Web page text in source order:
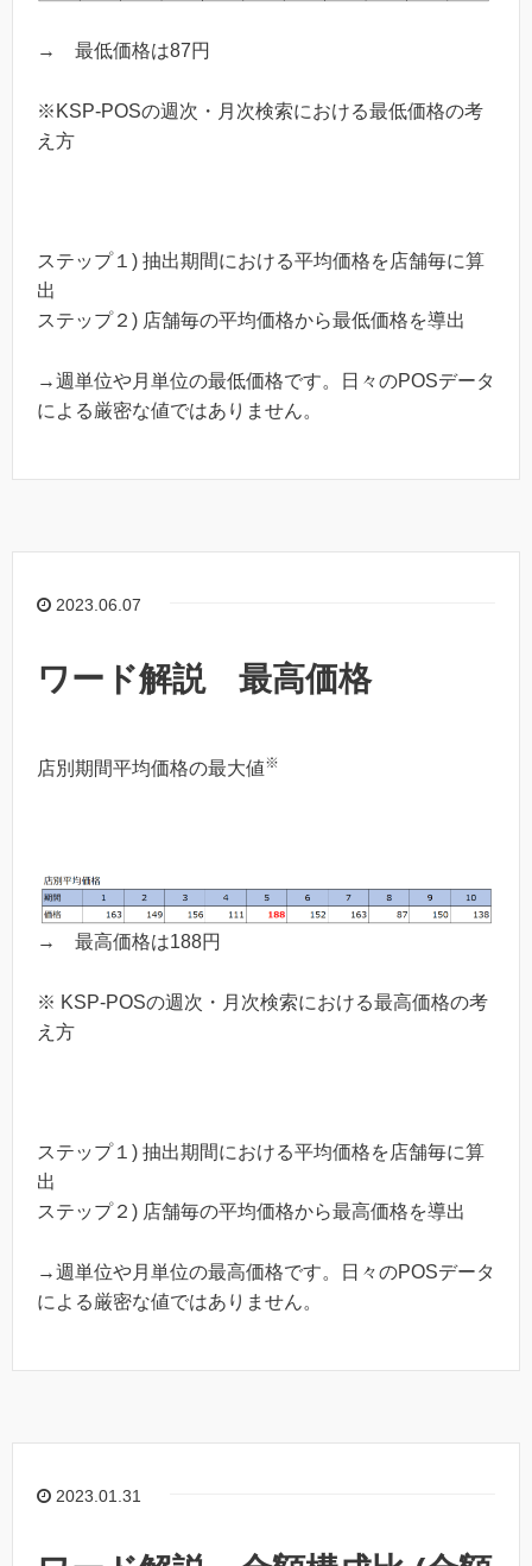
→ 最低価格は87円
※KSP-POSの週次・月次検索における最低価格の考
え方
ステップ１) 抽出期間における平均価格を店舗毎に算
出
ステップ２) 店舗毎の平均価格から最低価格を導出
→週単位や月単位の最低価格です。日々のPOSデータ
による厳密な値ではありません。
2023.06.07
ワード解説 最高価格
店別期間平均価格の最大値※
→ 最高価格は188円
※ KSP-POSの週次・月次検索における最高価格の考
え方
ステップ１) 抽出期間における平均価格を店舗毎に算
出
ステップ２) 店舗毎の平均価格から最高価格を導出
→週単位や月単位の最高価格です。日々のPOSデータ
による厳密な値ではありません。
2023.01.31